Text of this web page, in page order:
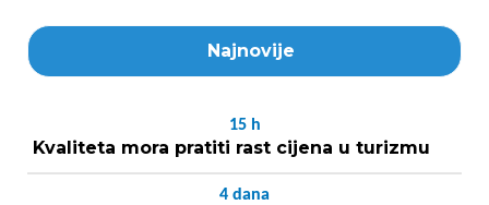
Najnovije
15 h
Kvaliteta mora pratiti rast cijena u turizmu
4 dana